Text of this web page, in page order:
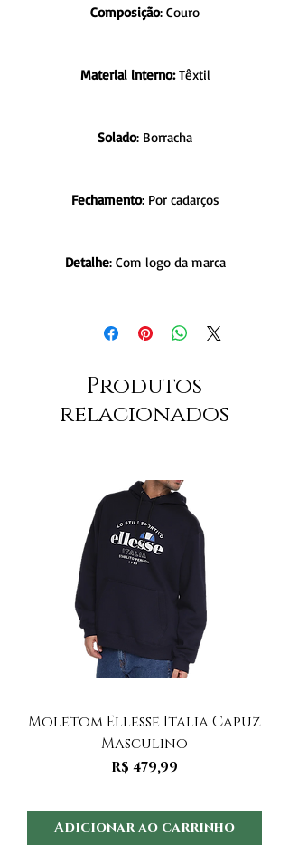
Composição: Couro
Material interno:Têxtil
Solado: Borracha
Fechamento: Por cadarços
Detalhe: Com logo da marca
Produtos
relacionados
Moletom Ellesse Italia Capuz
Masculino
Preço
R$ 479,99
Adicionar ao carrinho